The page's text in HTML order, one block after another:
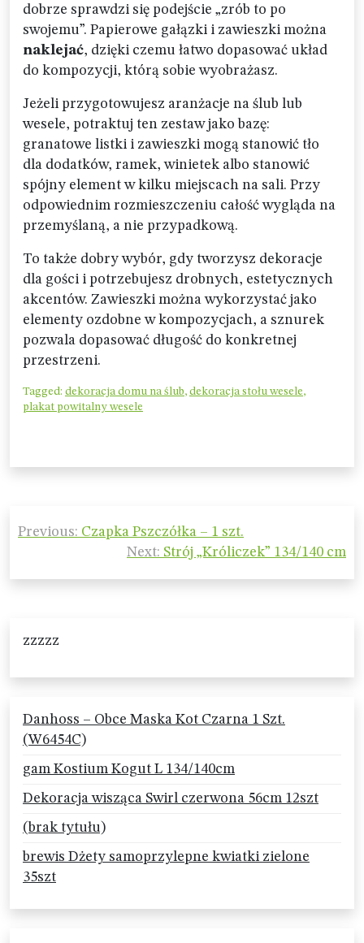
dobrze sprawdzi się podejście „zrób to po
swojemu”. Papierowe gałązki i zawieszki można
naklejać, dzięki czemu łatwo dopasować układ
do kompozycji, którą sobie wyobrażasz.
Jeżeli przygotowujesz aranżacje na ślub lub
wesele, potraktuj ten zestaw jako bazę:
granatowe listki i zawieszki mogą stanowić tło
dla dodatków, ramek, winietek albo stanowić
spójny element w kilku miejscach na sali. Przy
odpowiednim rozmieszczeniu całość wygląda na
przemyślaną, a nie przypadkową.
To także dobry wybór, gdy tworzysz dekoracje
dla gości i potrzebujesz drobnych, estetycznych
akcentów. Zawieszki można wykorzystać jako
elementy ozdobne w kompozycjach, a sznurek
pozwala dopasować długość do konkretnej
przestrzeni.
Tagged: dekoracja domu na ślub, dekoracja stołu wesele,
plakat powitalny wesele
Nawigacja
wpisu
Previous: Czapka Pszczółka – 1 szt.
Next: Strój „Króliczek” 134/140 cm
zzzzz
Danhoss – Obce Maska Kot Czarna 1 Szt.
(W6454C)
gam Kostium Kogut L 134/140cm
Dekoracja wisząca Swirl czerwona 56cm 12szt
(brak tytułu)
brewis Dżety samoprzylepne kwiatki zielone
35szt